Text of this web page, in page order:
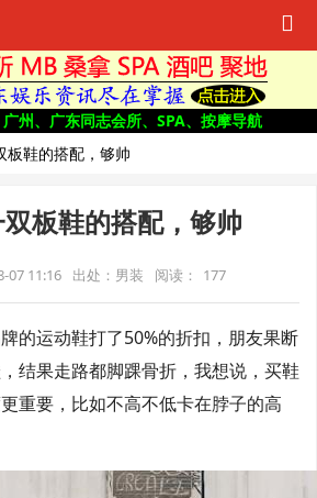
州、广东同志会所、SPA、按摩导航
板鞋的搭配，够帅
板鞋的搭配，够帅
07 11:16 出处：男装 阅读： 177
的运动鞋打了50%的折扣，朋友果断
结果走路都脚踝骨折，我想说，买鞋
重要，比如不高不低卡在脖子的高